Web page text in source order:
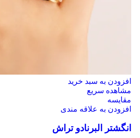
افزودن به سبد خرید
مشاهده سریع
مقایسه
افزودن به علاقه مندی
انگشتر البرنادو تراش